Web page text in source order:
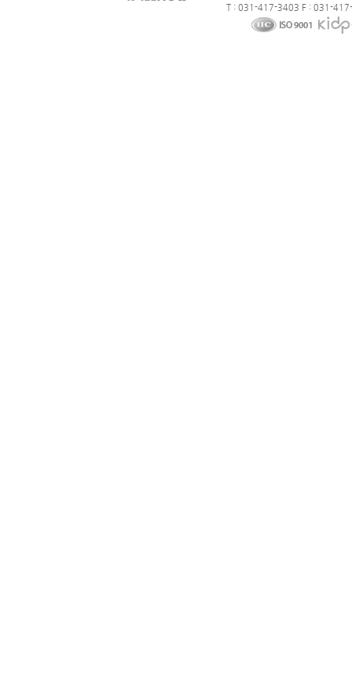
T : 031-417-3403 F : 031-